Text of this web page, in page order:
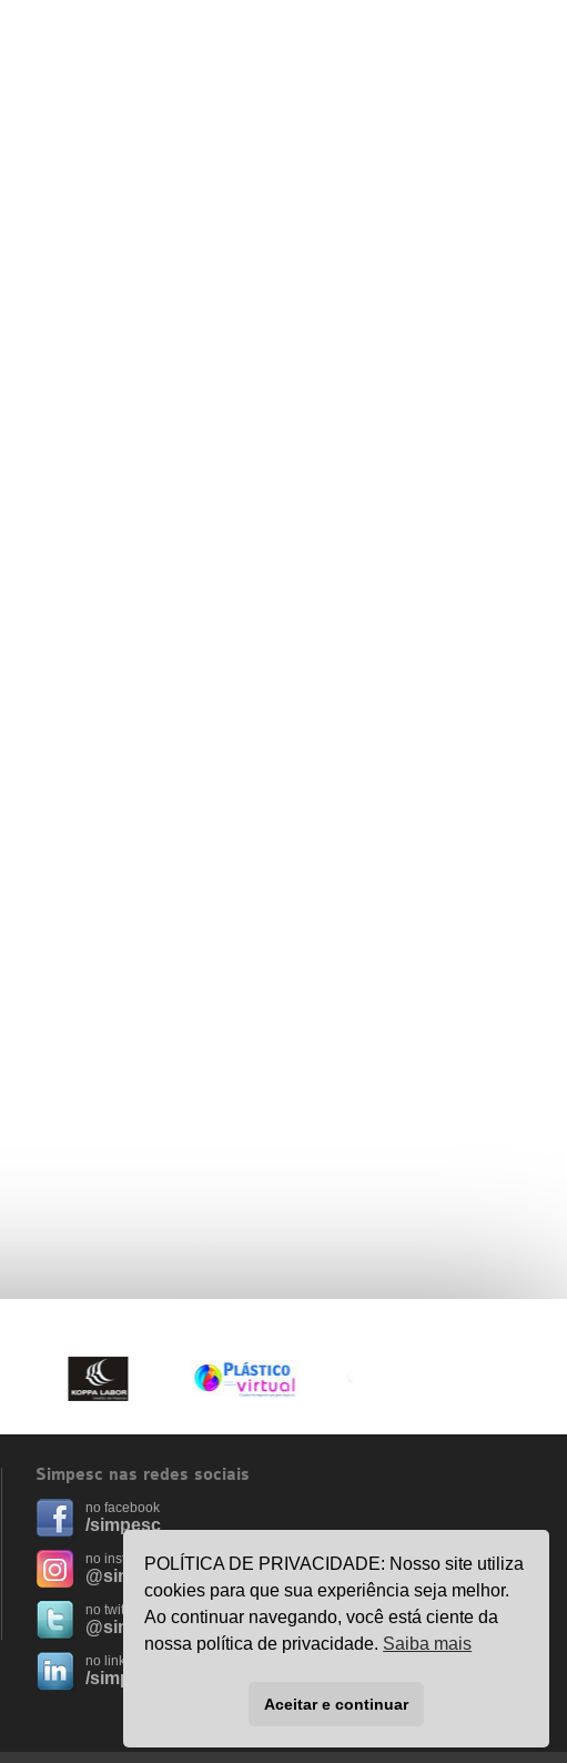
Simpesc nas redes sociais
no facebook
/simpesc
no instagram
@simpescplasticos
no twitter
@simpesc
no linkedin
/simpesc
POLÍTICA DE PRIVACIDADE: Nosso site utiliza
cookies para que sua experiência seja melhor.
Ao continuar navegando, você está ciente da
nossa política de privacidade. Saiba mais
Aceitar e continuar